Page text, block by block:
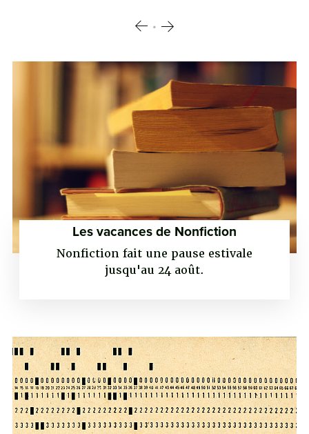
•
Les vacances de Nonfiction
Nonfiction fait une pause estivale
jusqu'au 24 août.